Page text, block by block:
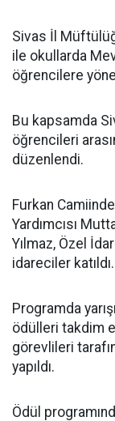
Sivas İl
ile okullarda
öğrencilere
Bu kapsamda
öğrencileri
düzenlendi.
Furkan
Yardımcısı
Yılmaz, Özel
idareciler katıldı.
Programda
ödülleri takdim
görevlileri
yapıldı.
Ödül